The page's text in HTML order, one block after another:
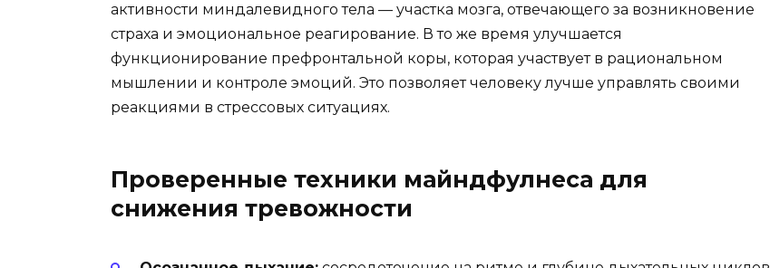
активности миндалевидного тела — участка мозга, отвечающего за возникновение
страха и эмоциональное реагирование. В то же время улучшается
функционирование префронтальной коры, которая участвует в рациональном
мышлении и контроле эмоций. Это позволяет человеку лучше управлять своими
реакциями в стрессовых ситуациях.
Проверенные техники майндфулнеса для
снижения тревожности